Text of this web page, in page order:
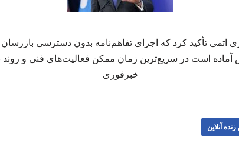
اتمی تأکید کرد که اجرای تفاهم‌نامه بدون دسترسی بازرسان
آماده است در سریع‌ترین زمان ممکن فعالیت‌های فنی و روند
خبرفوری
آنلاین